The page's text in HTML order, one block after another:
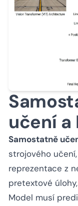
učení a
Samostatně
strojového
reprezentace z
pretextové
Model musí